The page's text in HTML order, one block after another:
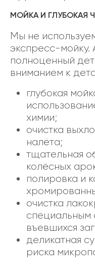
МОЙКА И ГЛУБОКАЯ
Мы не
экспресс-мойку.
полноценный
вниманием к
глубокая
химии;
очистка
налёта;
тщательная
колёсных
полировка и
очистка
специальным
въевшихся
деликатная
риска